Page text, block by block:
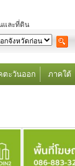
และที่ดิน
ตะวันออก ภาคใต้